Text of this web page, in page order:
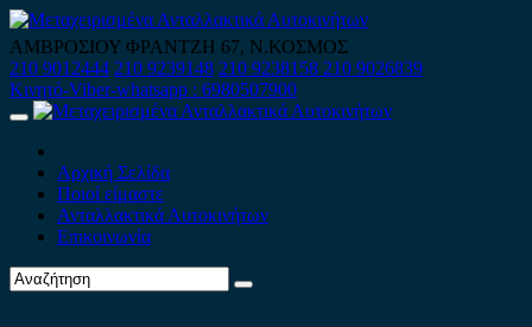
Skip
to
content
ΑΜΒΡΟΣΙΟΥ ΦΡΑΝΤΖΗ 67, Ν.ΚΟΣΜΟΣ
210 9012444 210 9239148 210 9238158 210 9026839
Κινητό-Viber-whatsapp : 6980507900
Primary
Αρχική Σελίδα
Ποιοί είμαστε
Ανταλλακτικά Αυτοκινήτων
Επικοινωνία